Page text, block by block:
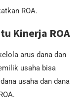
ROA.
Kinerja ROA
arus dana dan
usaha bisa
usaha dan dana